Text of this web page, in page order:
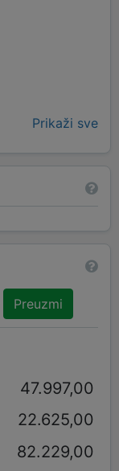
Prikaži sve
Preuzmi
47.997,00
22.625,00
82.229,00